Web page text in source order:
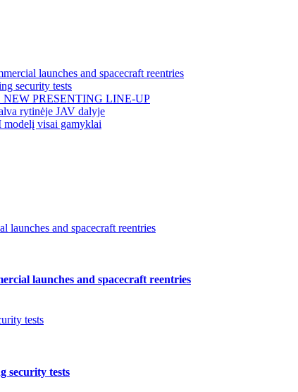
launches and spacecraft reentries
security tests
PRESENTING LINE-UP
rytinėje JAV dalyje
modelį visai gamyklai
launches and spacecraft reentries
launches and spacecraft reentries
tests
security tests